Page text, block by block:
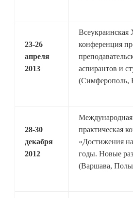
23-26
апреля
2013
Всеукраинская
конференция
аспирантов и
(Симферополь,
28-30
декабря
2012
практическая
«Достижения
годы. Новые
(Варшава,